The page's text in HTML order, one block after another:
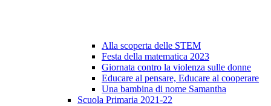
Alla scoperta delle STEM
Festa della matematica 2023
Giornata contro la violenza sulle donne
Educare al pensare, Educare al cooperare
Una bambina di nome Samantha
Scuola Primaria 2021-22